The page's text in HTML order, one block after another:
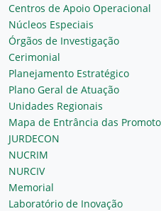
Centros de Apoio Operacional
Núcleos Especiais
Órgãos de Investigação
Cerimonial
Planejamento Estratégico
Plano Geral de Atuação
Unidades Regionais
Mapa de Entrância das
JURDECON
NUCRIM
NURCIV
Memorial
Laboratório de Inovação